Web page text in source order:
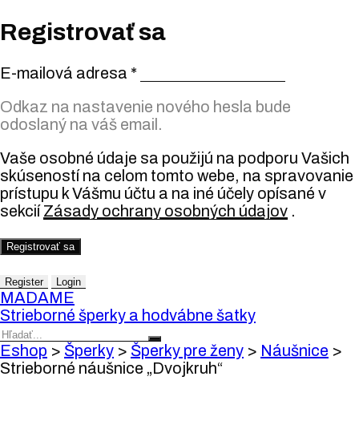
Registrovať sa
E-mailová adresa *
Odkaz na nastavenie nového hesla bude
odoslaný na váš email.
Vaše osobné údaje sa použijú na podporu Vašich
skúseností na celom tomto webe, na spravovanie
prístupu k Vášmu účtu a na iné účely opísané v
sekciíZásady ochrany osobných údajov .
Registrovať sa
Register Login
MADAME
Strieborné šperky a hodvábne šatky
Eshop > Šperky > Šperky pre ženy > Náušnice >
Strieborné náušnice „Dvojkruh“